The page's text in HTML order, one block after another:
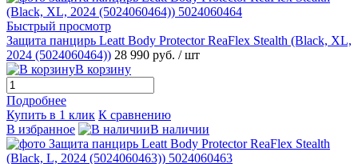
Быстрый просмотр
Защита панцирь Leatt Body Protector ReaFlex Stealth (Black, XL,
2024 (5024060464)) 28 990 руб. / шт
В корзину
Подробнее
Купить в 1 клик К сравнению
В избранное
В наличии